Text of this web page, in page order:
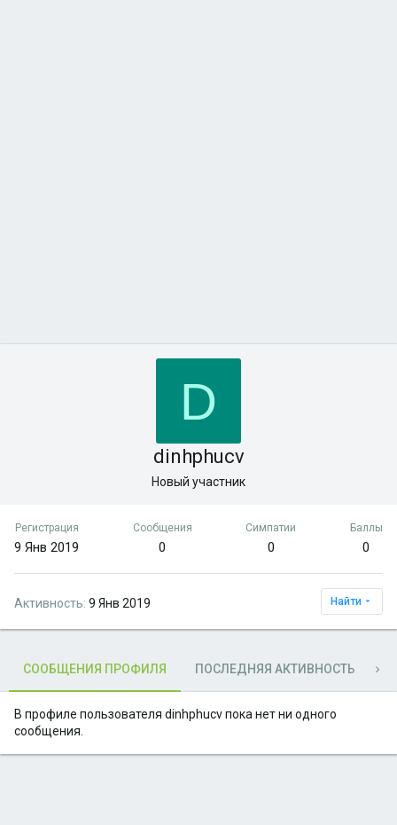
D
dinhphucv
Новый участник
Регистрация
9 Янв 2019
Сообщения
0
Симпатии
0
Баллы
0
Активность 9 Янв 2019 Найти
СООБЩЕНИЯ ПРОФИЛЯ ПОСЛЕДНЯЯ АКТИВНОСТЬ
В профиле пользователя dinhphucv пока нет ни одного
сообщения.